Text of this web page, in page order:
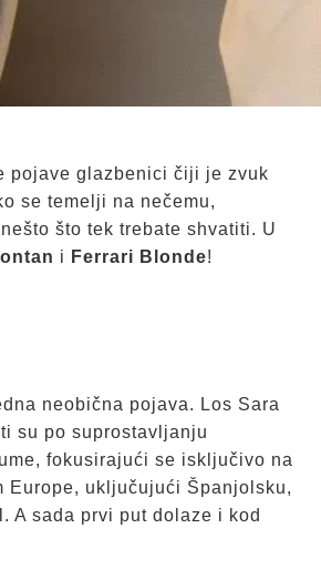
pojave glazbenici čiji je zvuk
se temelji na nečemu,
što tek trebate shvatiti. U
i Ferrari Blonde!
neobična pojava. Los Sara
su po suprostavljanju
fokusirajući se isključivo na
Europe, uključujući Španjolsku,
A sada prvi put dolaze i kod